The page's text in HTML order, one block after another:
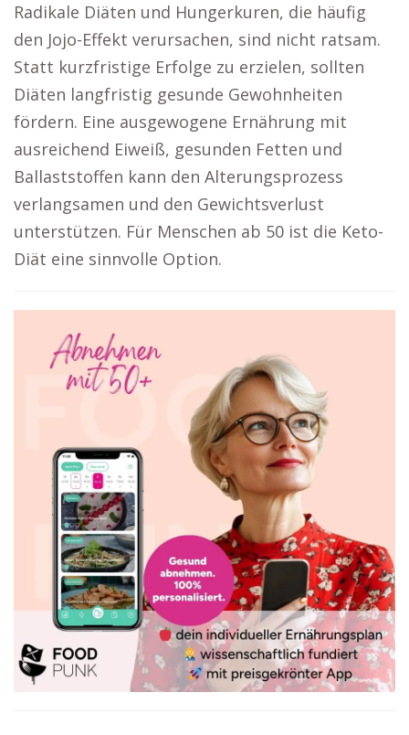
Radikale Diäten und Hungerkuren, die häufig
den Jojo-Effekt verursachen, sind nicht ratsam.
Statt kurzfristige Erfolge zu erzielen, sollten
Diäten langfristig gesunde Gewohnheiten
fördern. Eine ausgewogene Ernährung mit
ausreichend Eiweiß, gesunden Fetten und
Ballaststoffen kann den Alterungsprozess
verlangsamen und den Gewichtsverlust
unterstützen. Für Menschen ab 50 ist die Keto-
Diät eine sinnvolle Option.